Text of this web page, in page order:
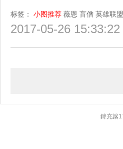
标签： 小图推荐 薇恩 盲僧 英雄联盟
2017-05-26 15:33:22
鍏充簬